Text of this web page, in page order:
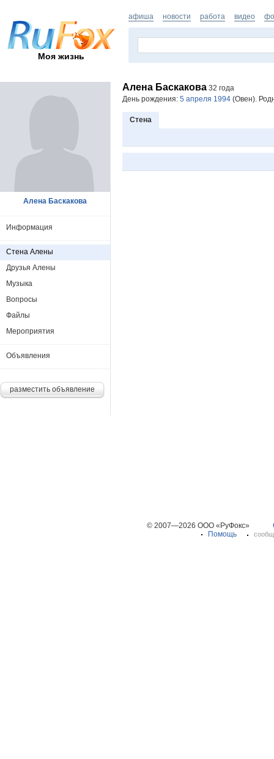
Моя жизнь
афиша новости работа видео
Алена Баскакова 32 года
День рождения: 5 апреля 1994 (Овен).
Стена
Алена Баскакова
Информация
Стена Алены
Друзья Алены
Музыка
Вопросы
Файлы
Мероприятия
Объявления
разместить объявление
© 2007—2026 ООО «РуФокс»
Помощь